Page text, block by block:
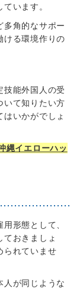
います。
多角的なサポー
ける環境作りの
技能外国人の受
いて知りたい方
いかがでしょ
縄イエローハッ
形態として、
おきましょ
られていませ
人が同じような